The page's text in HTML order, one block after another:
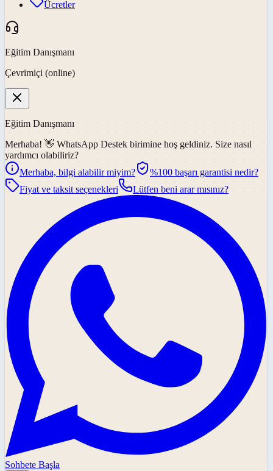
Ücretler
Eğitim Danışmanı
Çevrimiçi (online)
Eğitim Danışmanı
Merhaba! 👋 WhatsApp Destek birimine hoş geldiniz. Size nasıl
yardımcı olabiliriz?
Merhaba, bilgi alabilir miyim?
%100 başarı garantisi nedir?
Fiyat ve taksit seçenekleri
Lütfen beni arar mısınız?
Sohbete Başla